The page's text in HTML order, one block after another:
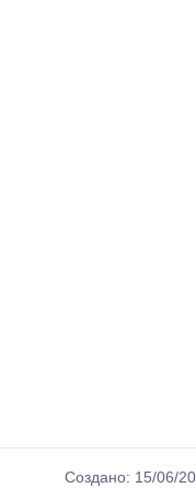
Создано: 15/06/